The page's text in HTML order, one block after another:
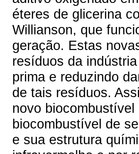
éteres de glicerina
Willianson, que
geração. Estas
resíduos da
prima e reduzindo
de tais resíduos.
novo
biocombustível de
e sua estrutura